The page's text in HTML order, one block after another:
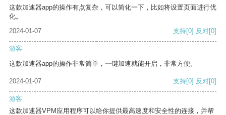
这款加速器app的操作有点复杂，可以简化一下，比如将设置页面进行优
化。
2024-01-07
支持[0] 反对[0]
游客
这款加速器app的操作非常简单，一键加速就能开启，非常方便。
2024-01-07 支持[0] 反对[0]
游客
这款加速器VPM应用程序可以给你提供最高速度和安全性的连接，并帮